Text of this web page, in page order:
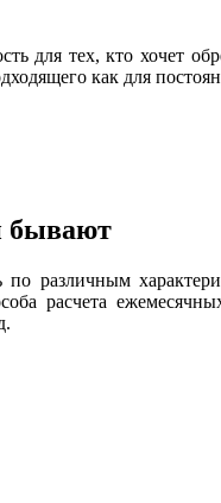
для тех, кто хочет
как для
бывают
различным
расчета